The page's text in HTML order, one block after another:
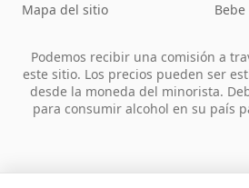
Mapa del sitio
Podemos recibir una comisión a
este sitio. Los precios pueden ser
desde la moneda del minorista.
para consumir alcohol en su país